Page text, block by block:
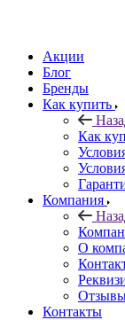
Акции
Блог
Бренды
Как купить
Как
Компания
О
Контакты